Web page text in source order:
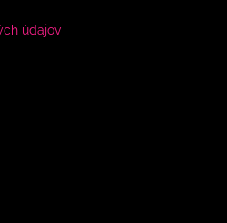
údajov